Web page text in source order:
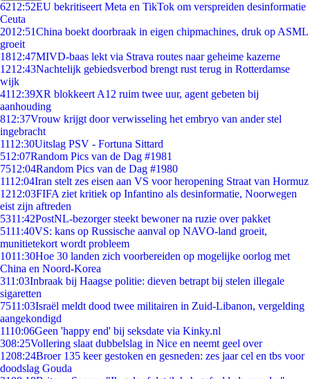
6212:52EU bekritiseert Meta en TikTok om verspreiden desinformatie
Ceuta
2012:51China boekt doorbraak in eigen chipmachines, druk op ASML
groeit
1812:47MIVD-baas lekt via Strava routes naar geheime kazerne
1212:43Nachtelijk gebiedsverbod brengt rust terug in Rotterdamse
wijk
4112:39XR blokkeert A12 ruim twee uur, agent gebeten bij
aanhouding
812:37Vrouw krijgt door verwisseling het embryo van ander stel
ingebracht
1112:30Uitslag PSV - Fortuna Sittard
512:07Random Pics van de Dag #1981
7512:04Random Pics van de Dag #1980
1112:04Iran stelt zes eisen aan VS voor heropening Straat van Hormuz
1212:03FIFA ziet kritiek op Infantino als desinformatie, Noorwegen
eist zijn aftreden
5311:42PostNL-bezorger steekt bewoner na ruzie over pakket
5111:40VS: kans op Russische aanval op NAVO-land groeit,
munitietekort wordt probleem
1011:30Hoe 30 landen zich voorbereiden op mogelijke oorlog met
China en Noord-Korea
311:03Inbraak bij Haagse politie: dieven betrapt bij stelen illegale
sigaretten
7511:03Israël meldt dood twee militairen in Zuid-Libanon, vergelding
aangekondigd
1110:06Geen 'happy end' bij seksdate via Kinky.nl
308:25Vollering slaat dubbelslag in Nice en neemt geel over
1208:24Broer 135 keer gestoken en gesneden: zes jaar cel en tbs voor
doodslag Gouda